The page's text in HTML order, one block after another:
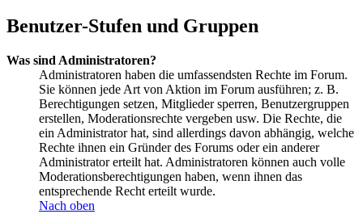
Benutzer-Stufen und Gruppen
Was sind Administratoren?
Administratoren haben die umfassendsten Rechte im Forum.
Sie können jede Art von Aktion im Forum ausführen; z. B.
Berechtigungen setzen, Mitglieder sperren, Benutzergruppen
erstellen, Moderationsrechte vergeben usw. Die Rechte, die
ein Administrator hat, sind allerdings davon abhängig, welche
Rechte ihnen ein Gründer des Forums oder ein anderer
Administrator erteilt hat. Administratoren können auch volle
Moderationsberechtigungen haben, wenn ihnen das
entsprechende Recht erteilt wurde.
Nach oben